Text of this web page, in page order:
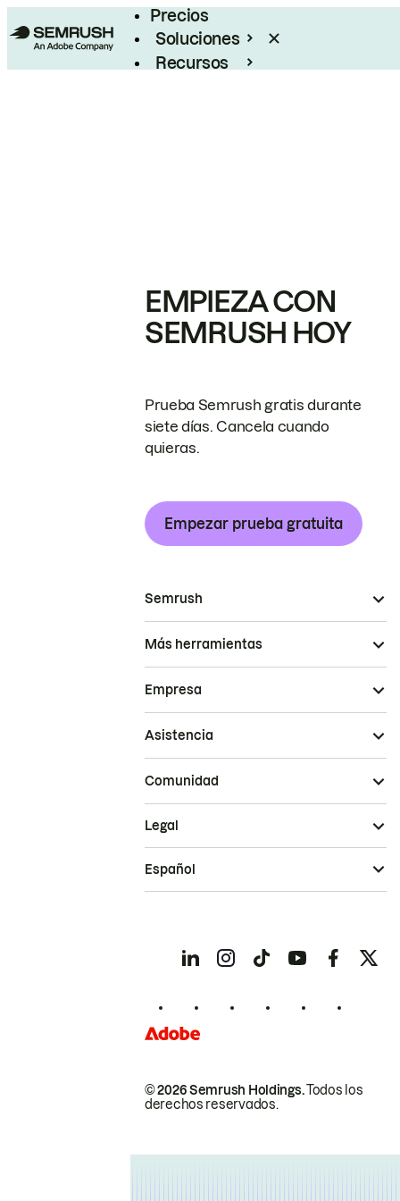
Precios
Soluciones
Recursos
EMPIEZA CON
SEMRUSH HOY
Prueba Semrush gratis durante
siete días. Cancela cuando
quieras.
Empezar prueba gratuita
Semrush
Más herramientas
Empresa
Asistencia
Comunidad
© 2026 Semrush Holdings.Todos los
derechos reservados.
Legal
Español